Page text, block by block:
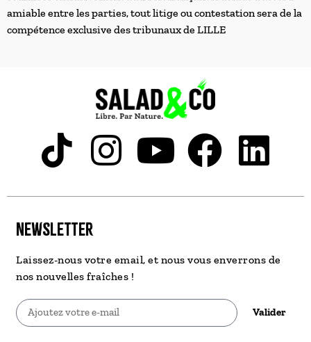
amiable entre les parties, tout litige ou contestation sera de la
compétence exclusive des tribunaux de LILLE
NEWSLETTER
Laissez-nous votre email, et nous vous enverrons de
nos nouvelles fraîches !
Valider